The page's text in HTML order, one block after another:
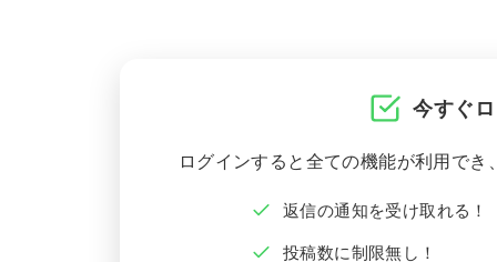
今すぐ
ログインすると全ての機能が利用で
返信の通知を受け取れる！
投稿数に制限無し！